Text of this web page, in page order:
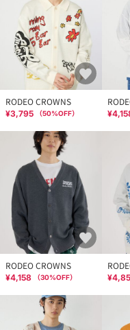
RODEO CROWNS
¥3,795 （50%OFF）
RODEO CROWNS
¥4,158 （30%OFF）